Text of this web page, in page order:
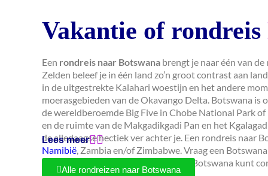
Vakantie of rondreis
Een rondreis naar Botswana brengt je naar één van
Zelden beleef je in één land zo’n groot contrast aan
in de uitgestrekte Kalahari woestijn en het andere
moerasgebieden van de Okavango Delta. Botswana is
de wereldberoemde Big Five in Chobe National Park
en de ruimte van de Makgadikgadi Pan en het
de alledaagse hectiek ver achter je. Een rondreis naar
Namibië, Zambia en/of Zimbabwe. Vraag een
reisbestemming je een rondreis naar Botswana kunt
Lees meer
Alle rondreizen naar Botswana